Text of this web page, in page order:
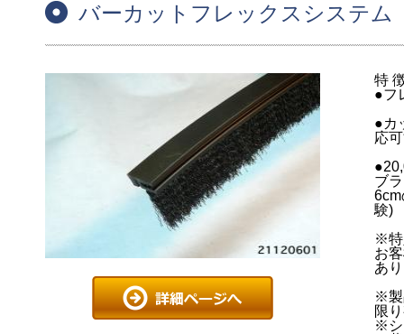
バーカットフレックスシステ
特
●フ
●カ
応
ブ
験)
※特
お
あ
※製
限
※シ